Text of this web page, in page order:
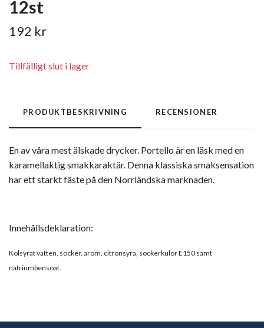
12st
192 kr
Tillfälligt slut i lager
PRODUKTBESKRIVNING RECENSIONER
En av våra mest älskade drycker. Portello är en läsk med en
karamellaktig smakkaraktär. Denna klassiska smaksensation
har ett starkt fäste på den Norrländska marknaden.
Innehållsdeklaration:
Kolsyrat vatten, socker, arom, citronsyra, sockerkulör E150 samt
natriumbensoat.